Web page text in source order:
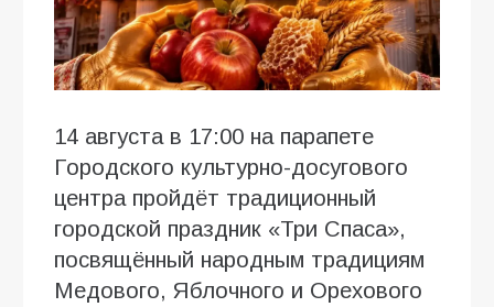
14 августа в 17:00 на парапете
Городского культурно-досугового
центра пройдёт традиционный
городской праздник «Три Спаса»,
посвящённый народным традициям
Медового, Яблочного и Орехового